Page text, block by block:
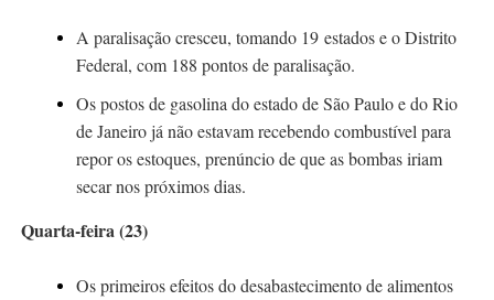
A paralisação cresceu, tomando 19 estados e o Distrito
Federal, com 188 pontos de paralisação.
Os postos de gasolina do estado de São Paulo e do Rio
de Janeiro já não estavam recebendo combustível para
repor os estoques, prenúncio de que as bombas iriam
secar nos próximos dias.
Quarta-feira (23)
Os primeiros efeitos do desabastecimento de alimentos